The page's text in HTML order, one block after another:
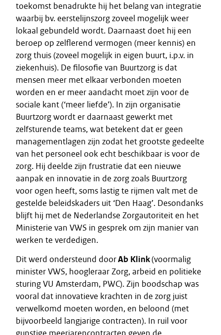
toekomst benadrukte hij het belang van integratie
waarbij bv. eerstelijnszorg zoveel mogelijk weer
lokaal gebundeld wordt. Daarnaast doet hij een
beroep op zelflerend vermogen (meer kennis) en
zorg thuis (zoveel mogelijk in eigen buurt, i.p.v. in
ziekenhuis). De filosofie van Buurtzorg is dat
mensen meer met elkaar verbonden moeten
worden en er meer aandacht moet zijn voor de
sociale kant (‘meer liefde’). In zijn organisatie
Buurtzorg wordt er daarnaast gewerkt met
zelfsturende teams, wat betekent dat er geen
managementlagen zijn zodat het grootste gedeelte
van het personeel ook echt beschikbaar is voor de
zorg. Hij deelde zijn frustratie dat een nieuwe
aanpak en innovatie in de zorg zoals Buurtzorg
voor ogen heeft, soms lastig te rijmen valt met de
gestelde beleidskaders uit ‘Den Haag’. Desondanks
blijft hij met de Nederlandse Zorgautoriteit en het
Ministerie van VWS in gesprek om zijn manier van
werken te verdedigen.
Dit werd ondersteund doorAb Klink(voormalig
minister VWS, hoogleraar Zorg, arbeid en politieke
sturing VU Amsterdam, PWC). Zijn boodschap was
vooral dat innovatieve krachten in de zorg juist
verwelkomd moeten worden, en beloond (met
bijvoorbeeld langjarige contracten). In ruil voor